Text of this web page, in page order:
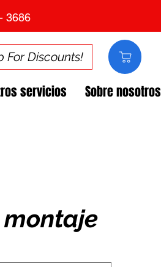
For Discounts!
servicios Sobre nosotros
3686
montaje